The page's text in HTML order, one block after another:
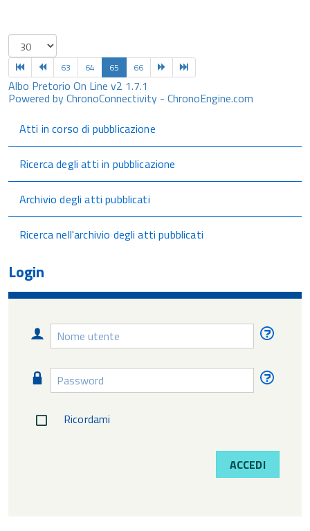
63 64 65 66
Albo Pretorio On Line v2 1.7.1
Powered by ChronoConnectivity - ChronoEngine.com
Atti in corso di pubblicazione
Ricerca degli atti in pubblicazione
Archivio degli atti pubblicati
Ricerca nell'archivio degli atti pubblicati
Login
Nome
utente
Password
Ricordami
ACCEDI